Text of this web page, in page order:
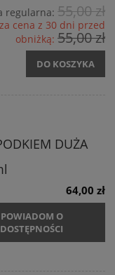
regularna: 55,00 zł
cena z 30 dni przed
obniżką: 55,00 zł
DO KOSZYKA
DUŻA
64,00 zł
POWIADOM O
DOSTĘPNOŚCI